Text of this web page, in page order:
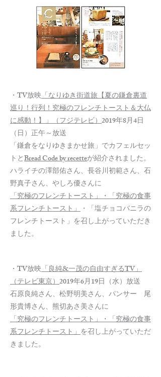
・TV放映「なりゆき街道旅【夏の鎌倉裏道
巡り！行列！究極のフレンチトースト＆大仏
に感動！】」（フジテレビ）2019年8月4日
（日）正午～放送
「鎌倉をなりゆきまかせ旅」でカフェルセッ
トとBread Code by recetteが紹介されました。
ハライチの澤部佑さん、長谷川初範さん、石
野真子さん、やしろ優さんに
「究極のフレンチトースト」・「究極の食事
系フレンチトースト」 ・「塩チョコバニラの
フレンチトースト」を召し上がっていただき
ました。
・TV放映「良純&一茂の自由すぎるTV」
（テレビ東京）2019年6月19日（水）放送
石原良純さん、松野明美さん、パンサー 尾
形貴博さん、熊切あさ美さんに
「究極のフレンチトースト」・「究極の食事
系フレンチトースト」を召し上がっていただ
きました。